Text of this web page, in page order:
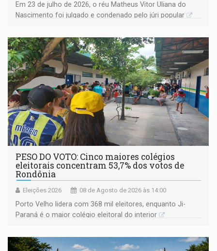
Em 23 de julho de 2026, o réu Matheus Vitor Uliana do
Nascimento foi julgado e condenado pelo júri popular
PESO DO VOTO: Cinco maiores colégios
eleitorais concentram 53,7% dos votos de
Rondônia
Eleições 2026 08 de Agosto de 2026 às 14:00
Porto Velho lidera com 368 mil eleitores, enquanto Ji-
Paraná é o maior colégio eleitoral do interior